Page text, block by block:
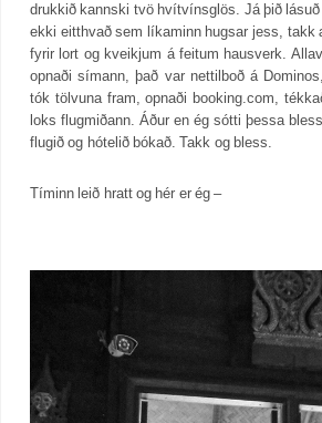
drukkið kannski tvö hvítvínsglös. Já þið
ekki eitthvað sem líkaminn hugsar jess,
fyrir lort og kveikjum á feitum hausverk.
opnaði símann, það var nettilboð á
tók tölvuna fram, opnaði booking.com,
loks flugmiðann. Áður en ég sótti þessa
flugið og hótelið bókað. Takk og bless.
Tíminn leið hratt og hér er ég –